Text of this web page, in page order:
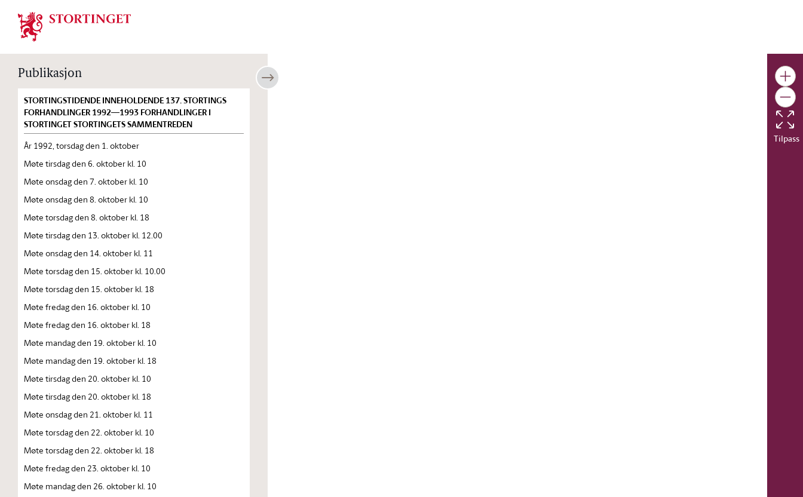
Stortinget.no
Publikasjon
STORTINGSTIDENDE INNEHOLDENDE 137. STORTINGS
FORHANDLINGER 1992—1993 FORHANDLINGER I
STORTINGET STORTINGETS SAMMENTREDEN
År 1992, torsdag den 1. oktober
Møte tirsdag den 6. oktober kl. 10
Møte onsdag den 7. oktober kl. 10
Møte onsdag den 8. oktober kl. 10
Møte torsdag den 8. oktober kl. 18
Møte tirsdag den 13. oktober kl. 12.00
Møte onsdag den 14. oktober kl. 11
Møte torsdag den 15. oktober kl. 10.00
Møte torsdag den 15. oktober kl. 18
Møte fredag den 16. oktober kl. 10
Møte fredag den 16. oktober kl. 18
Møte mandag den 19. oktober kl. 10
Møte mandag den 19. oktober kl. 18
Møte tirsdag den 20. oktober kl. 10
Møte tirsdag den 20. oktober kl. 18
Møte onsdag den 21. oktober kl. 11
Møte torsdag den 22. oktober kl. 10
Møte torsdag den 22. oktober kl. 18
Møte fredag den 23. oktober kl. 10
Møte mandag den 26. oktober kl. 10